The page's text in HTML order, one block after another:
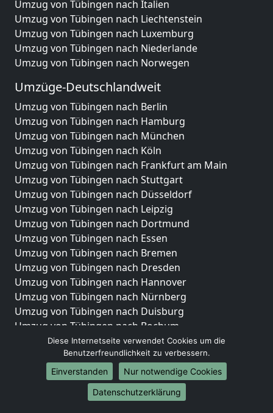
Umzug von Tübingen nach Italien
Umzug von Tübingen nach Liechtenstein
Umzug von Tübingen nach Luxemburg
Umzug von Tübingen nach Niederlande
Umzug von Tübingen nach Norwegen
Umzüge-Deutschlandweit
Umzug von Tübingen nach Berlin
Umzug von Tübingen nach Hamburg
Umzug von Tübingen nach München
Umzug von Tübingen nach Köln
Umzug von Tübingen nach Frankfurt am Main
Umzug von Tübingen nach Stuttgart
Umzug von Tübingen nach Düsseldorf
Umzug von Tübingen nach Leipzig
Umzug von Tübingen nach Dortmund
Umzug von Tübingen nach Essen
Umzug von Tübingen nach Bremen
Umzug von Tübingen nach Dresden
Umzug von Tübingen nach Hannover
Umzug von Tübingen nach Nürnberg
Umzug von Tübingen nach Duisburg
Umzug von Tübingen nach Bochum
Umzug von Tübingen nach Wuppertal
Umzug von Tübingen nach Bielefeld
Umzug von Tübingen nach Bonn
Umzug von Tübingen nach Münster
Diese Internetseite verwendet Cookies um die
Benutzerfreundlichkeit zu verbessern.
Einverstanden
Nur notwendige Cookies
Datenschutzerklärung